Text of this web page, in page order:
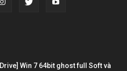
Win 7 64bit ghost full Soft và